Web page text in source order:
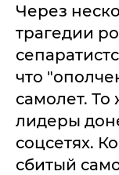
Через
трагедии
что
самолет. То
лидеры
соцсетях.
сбитый